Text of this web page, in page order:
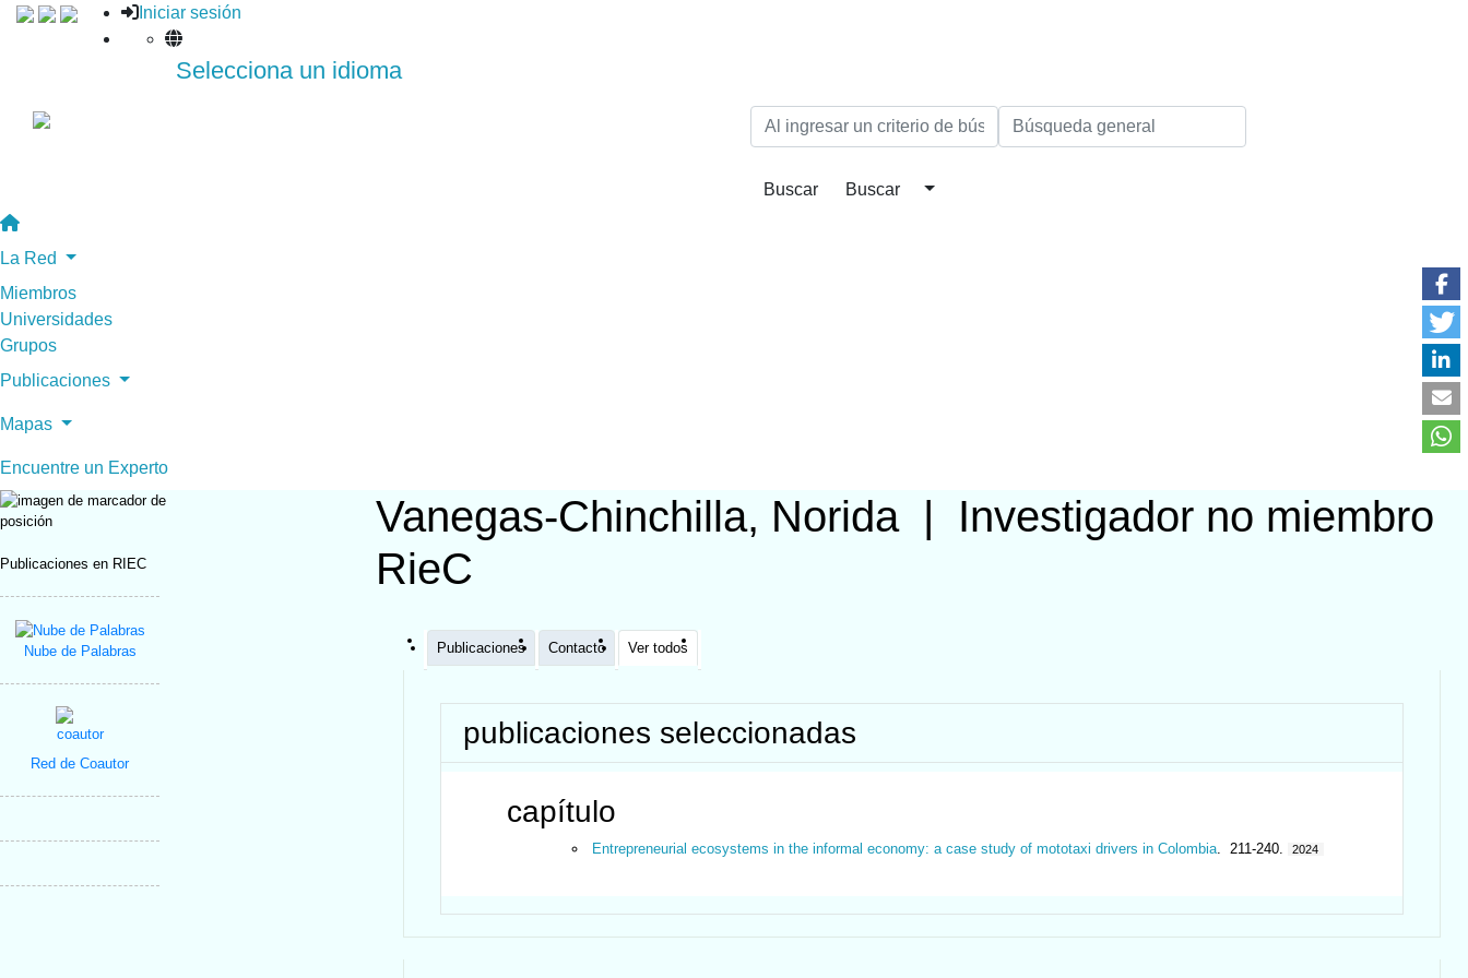
Iniciar sesión
Selecciona un idioma
La Red
Miembros
Universidades
Grupos
Publicaciones
Mapas
Encuentre un Experto
Publicaciones en RIEC
Nube de Palabras
Red de Coautor
Vanegas-Chinchilla, Norida | Investigador no miembro
RieC
Publicaciones Contacto Ver todos
publicaciones seleccionadas
capítulo
Entrepreneurial ecosystems in the informal economy: a case study of mototaxi drivers in Colombia. 211-240. 2024